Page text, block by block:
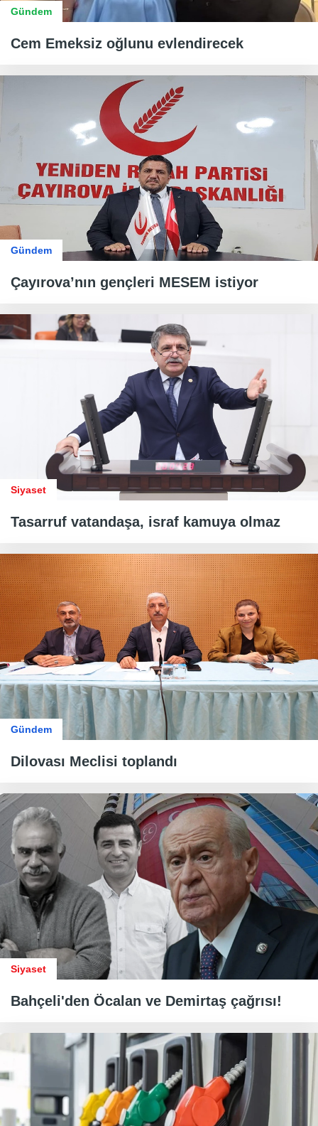
Gündem
Cem Emeksiz oğlunu evlendirecek
Gündem
Çayırova’nın gençleri MESEM istiyor
Siyaset
Tasarruf vatandaşa, israf kamuya olmaz
Gündem
Dilovası Meclisi toplandı
Siyaset
Bahçeli'den Öcalan ve Demirtaş çağrısı!